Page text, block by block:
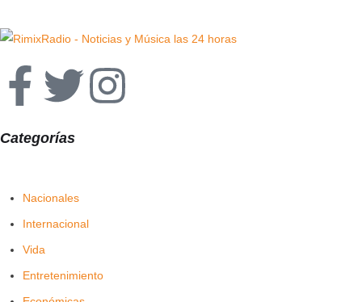
Categorías
Nacionales
Internacional
Vida
Entretenimiento